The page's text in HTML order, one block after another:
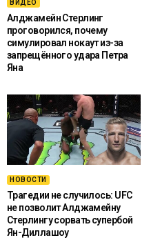
ВИДЕО
Алджамейн Стерлинг
проговорился, почему
симулировал нокаут из-за
запрещённого удара Петра
Яна
НОВОСТИ
Трагедии не случилось: UFC
не позволит Алджамейну
Стерлингу сорвать супербой
Ян-Диллашоу